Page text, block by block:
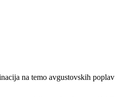
na temo avgustovskih poplav